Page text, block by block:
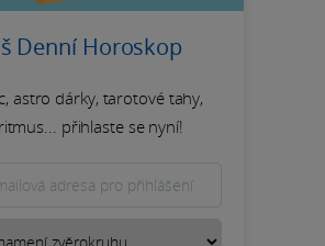
Denní Horoskop
astro dárky, tarotové tahy,
přihlaste se nyní!